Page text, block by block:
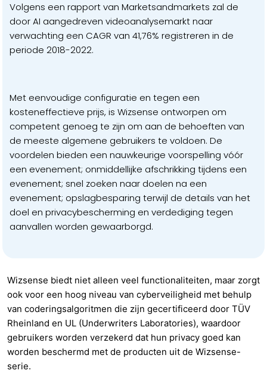
Volgens een rapport van Marketsandmarkets zal de
door AI aangedreven videoanalysemarkt naar
verwachting een CAGR van 41,76% registreren in de
periode 2018-2022.
Met eenvoudige configuratie en tegen een
kosteneffectieve prijs, is Wizsense ontworpen om
competent genoeg te zijn om aan de behoeften van
de meeste algemene gebruikers te voldoen. De
voordelen bieden een nauwkeurige voorspelling vóór
een evenement; onmiddellijke afschrikking tijdens een
evenement; snel zoeken naar doelen na een
evenement; opslagbesparing terwijl de details van het
doel en privacybescherming en verdediging tegen
aanvallen worden gewaarborgd.
Wizsense biedt niet alleen veel functionaliteiten, maar zorgt
ook voor een hoog niveau van cyberveiligheid met behulp
van coderingsalgoritmen die zijn gecertificeerd door TÜV
Rheinland en UL (Underwriters Laboratories), waardoor
gebruikers worden verzekerd dat hun privacy goed kan
worden beschermd met de producten uit de Wizsense-
serie.